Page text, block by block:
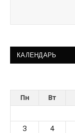
КАЛЕНДАРЬ
Пн Вт
3
4